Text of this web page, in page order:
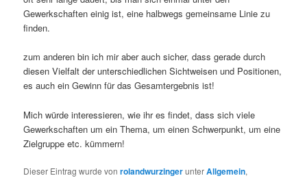
Gewerkschaften einig ist, eine halbwegs gemeinsame Linie zu
finden.
zum anderen bin ich mir aber auch sicher, dass gerade durch
diesen Vielfalt der unterschiedlichen Sichtweisen und Positionen,
es auch ein Gewinn für das Gesamtergebnis ist!
Mich würde interessieren, wie ihr es findet, dass sich viele
Gewerkschaften um ein Thema, um einen Schwerpunkt, um eine
Zielgruppe etc. kümmern!
Dieser Eintrag wurde vonrolandwurzingerunterAllgemein,